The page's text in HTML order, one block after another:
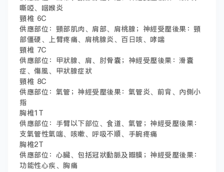
嘶啞、咽喉炎
頸椎 6C
供應部位：頸部肌肉、肩部、肩桃腺；神經受壓後果：頸
部僵硬、上臂疼痛、肩桃腺炎、百日咳、哮喘
頸椎 7C
供應部位：甲狀腺、肩、肘骨囊；神經受壓後果：滑囊
症、傷風、甲狀腺症狀
頸椎 8C
供應部位：氣管；神經受壓後果：氣管炎、前背、內側小
指
胸椎1T
供應部位：手臂以下部位、食道、氣管；神經受壓後果：
支氣管性氣喘、咳嗽、呼吸不順、手腕疼痛
胸椎2T
供應部位：心臟、包括冠狀動脈及瓣膜；神經受壓後果：
功能性心疾、胸痛